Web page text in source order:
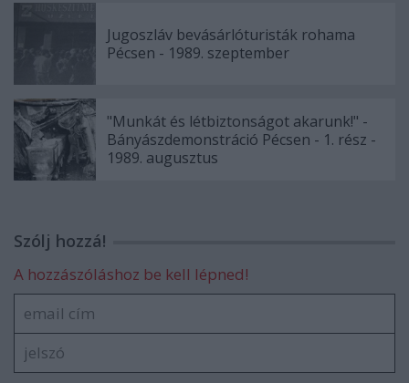
Jugoszláv bevásárlóturisták rohama
Pécsen - 1989. szeptember
"Munkát és létbiztonságot akarunk!" -
Bányászdemonstráció Pécsen - 1. rész -
1989. augusztus
Szólj hozzá!
A hozzászóláshoz be kell lépned!